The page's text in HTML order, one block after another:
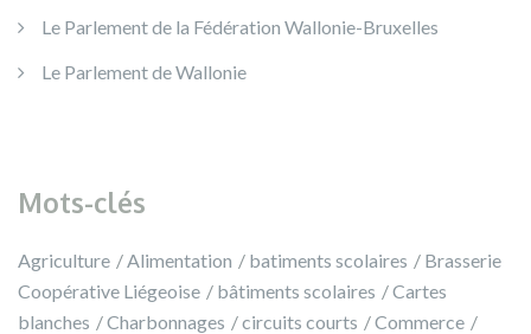
Le Parlement de la Fédération Wallonie-Bruxelles
Le Parlement de Wallonie
Mots-clés
Agriculture Alimentation batiments scolaires
Brasserie
Coopérative Liégeoise
bâtiments scolaires
Cartes
blanches
Charbonnages circuits courts
Commerce